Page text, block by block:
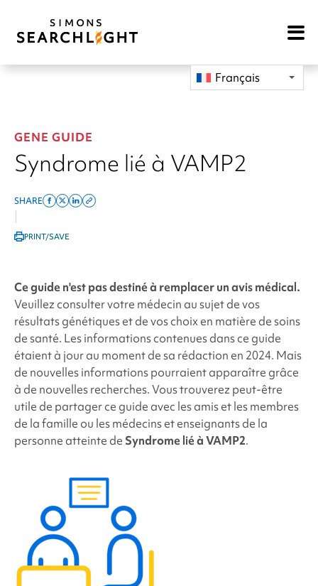
Open
Français
GENE GUIDE
Syndrome lié à VAMP2
SHARE
Share
Share
ShareCopy
PRINT/SAVE
Ce guide n'est pas destiné à remplacer un avis médical.
Veuillez consulter votre médecin au sujet de vos
résultats génétiques et de vos choix en matière de soins
de santé. Les informations contenues dans ce guide
étaient à jour au moment de sa rédaction en 2024. Mais
de nouvelles informations pourraient apparaître grâce
à de nouvelles recherches. Vous trouverez peut-être
utile de partager ce guide avec les amis et les membres
de la famille ou les médecins et enseignants de la
personne atteinte de Syndrome lié à VAMP2.